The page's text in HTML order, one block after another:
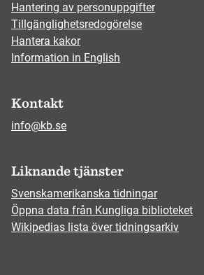
Hantering av personuppgifter
Tillgänglighetsredogörelse
Hantera kakor
Information in English
Kontakt
info@kb.se
Liknande tjänster
Svenskamerikanska tidningar
Öppna data från Kungliga biblioteket
Wikipedias lista över tidningsarkiv